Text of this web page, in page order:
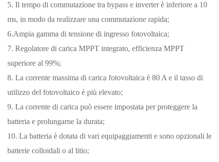
5. Il tempo di commutazione tra bypass e inverter è inferiore a 10
ms, in modo da realizzare una commutazione rapida;
6.Ampia gamma di tensione di ingresso fotovoltaica;
7. Regolatore di carica MPPT integrato, efficienza MPPT
superiore al 99%;
8. La corrente massima di carica fotovoltaica è 80 A e il tasso di
utilizzo del fotovoltaico è più elevato;
9. La corrente di carica può essere impostata per proteggere la
batteria e prolungarne la durata;
10. La batteria è dotata di vari equipaggiamenti e sono opzionali le
batterie colloidali o al litio;